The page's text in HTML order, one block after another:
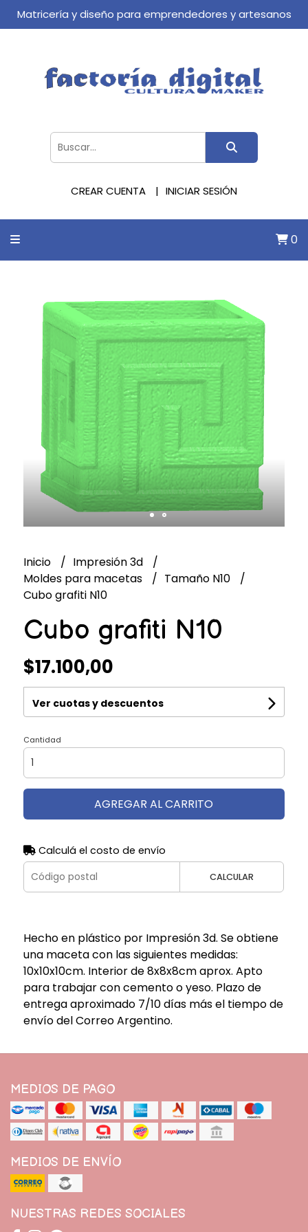
Matricería y diseño para emprendedores y artesanos
CREAR CUENTA INICIAR SESIÓN
0
Inicio
Impresión 3d
Moldes para macetas
Tamaño N10
Cubo grafiti N10
Cubo grafiti N10
$17.100,00
Ver cuotas y descuentos
Cantidad
AGREGAR AL CARRITO
Calculá el costo de envío
CALCULAR
Hecho en plástico por Impresión 3d. Se obtiene
una maceta con las siguientes medidas:
10x10x10cm. Interior de 8x8x8cm aprox. Apto
para trabajar con cemento o yeso. Plazo de
entrega aproximado 7/10 días más el tiempo de
envío del Correo Argentino.
MEDIOS DE PAGO
MEDIOS DE ENVÍO
NUESTRAS REDES SOCIALES